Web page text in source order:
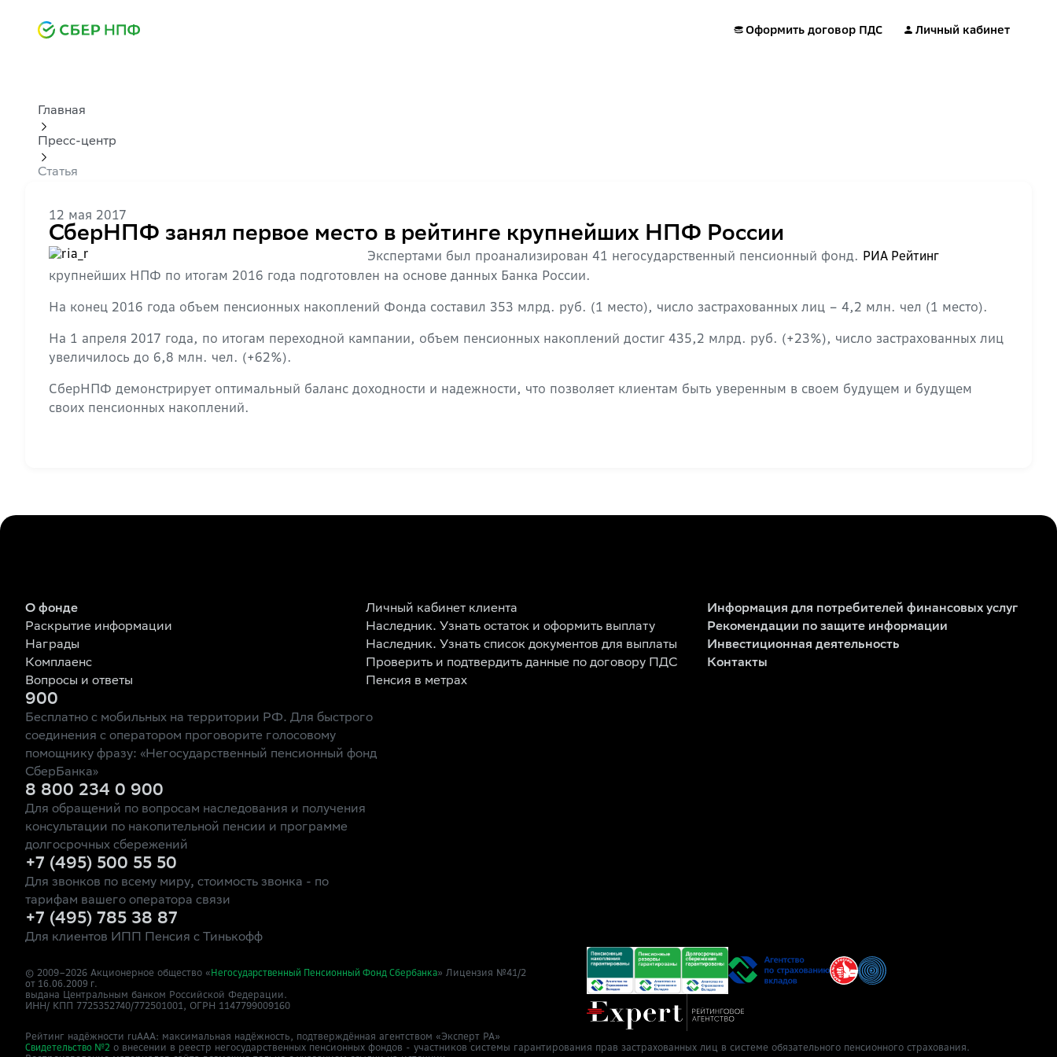
Оформить договор ПДС Личный кабинет
Главная
Пресс-центр
Статья
12 мая 2017
СберНПФ занял первое место в рейтинге крупнейших НПФ России
Экспертами был проанализирован 41 негосударственный пенсионный фонд. РИА Рейтинг
крупнейших НПФ по итогам 2016 года подготовлен на основе данных Банка России.
На конец 2016 года объем пенсионных накоплений Фонда составил 353 млрд. руб. (1 место), число застрахованных лиц – 4,2 млн. чел (1 место).
На 1 апреля 2017 года, по итогам переходной кампании, объем пенсионных накоплений достиг 435,2 млрд. руб. (+23%), число застрахованных лиц
увеличилось до 6,8 млн. чел. (+62%).
СберНПФ демонстрирует оптимальный баланс доходности и надежности, что позволяет клиентам быть уверенным в своем будущем и будущем
своих пенсионных накоплений.
О фонде
Раскрытие информации
Награды
Комплаенс
Вопросы и ответы
Личный кабинет клиента
Наследник. Узнать остаток и оформить выплату
Наследник. Узнать список документов для выплаты
Проверить и подтвердить данные по договору ПДС
Пенсия в метрах
Информация для потребителей финансовых услуг
Рекомендации по защите информации
Инвестиционная деятельность
Контакты
900
Бесплатно с мобильных на территории РФ. Для быстрого
соединения с оператором проговорите голосовому
помощнику фразу: «Негосударственный пенсионный фонд
СберБанка»
8 800 234 0 900
Для обращений по вопросам наследования и получения
консультации по накопительной пенсии и программе
долгосрочных сбережений
+7 (495) 500 55 50
Для звонков по всему миру, стоимость звонка - по
тарифам вашего оператора связи
+7 (495) 785 38 87
Для клиентов ИПП Пенсия с Тинькофф
© 2009–2026 Акционерное общество «Негосударственный Пенсионный Фонд Сбербанка» Лицензия №41/2
от 16.06.2009 г.
выдана Центральным банком Российской Федерации.
ИНН/ КПП 7725352740/772501001, ОГРН 1147799009160
Рейтинг надёжности ruAAA: максимальная надёжность, подтверждённая агентством «Эксперт РА»
Свидетельство №2 о внесении в реестр негосударственных пенсионных фондов - участников системы гарантирования прав застрахованных лиц в системе обязательного пенсионного страхования.